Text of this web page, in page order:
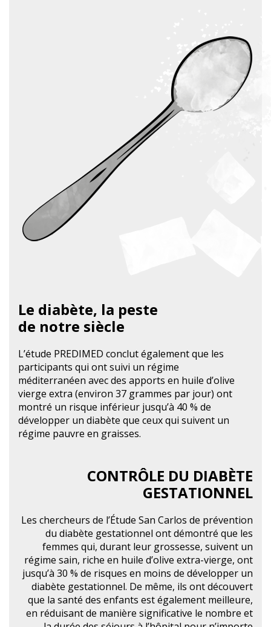
Le diabète, la peste
de notre siècle
L’étude PREDIMED conclut également que les
participants qui ont suivi un régime
méditerranéen avec des apports en huile d’olive
vierge extra (environ 37 grammes par jour) ont
montré un risque inférieur jusqu’à 40 % de
développer un diabète que ceux qui suivent un
régime pauvre en graisses.
CONTRÔLE DU DIABÈTE
GESTATIONNEL
Les chercheurs de l’Étude San Carlos de prévention
du diabète gestationnel ont démontré que les
femmes qui, durant leur grossesse, suivent un
régime sain, riche en huile d’olive extra-vierge, ont
jusqu’à 30 % de risques en moins de développer un
diabète gestationnel. De même, ils ont découvert
que la santé des enfants est également meilleure,
en réduisant de manière significative le nombre et